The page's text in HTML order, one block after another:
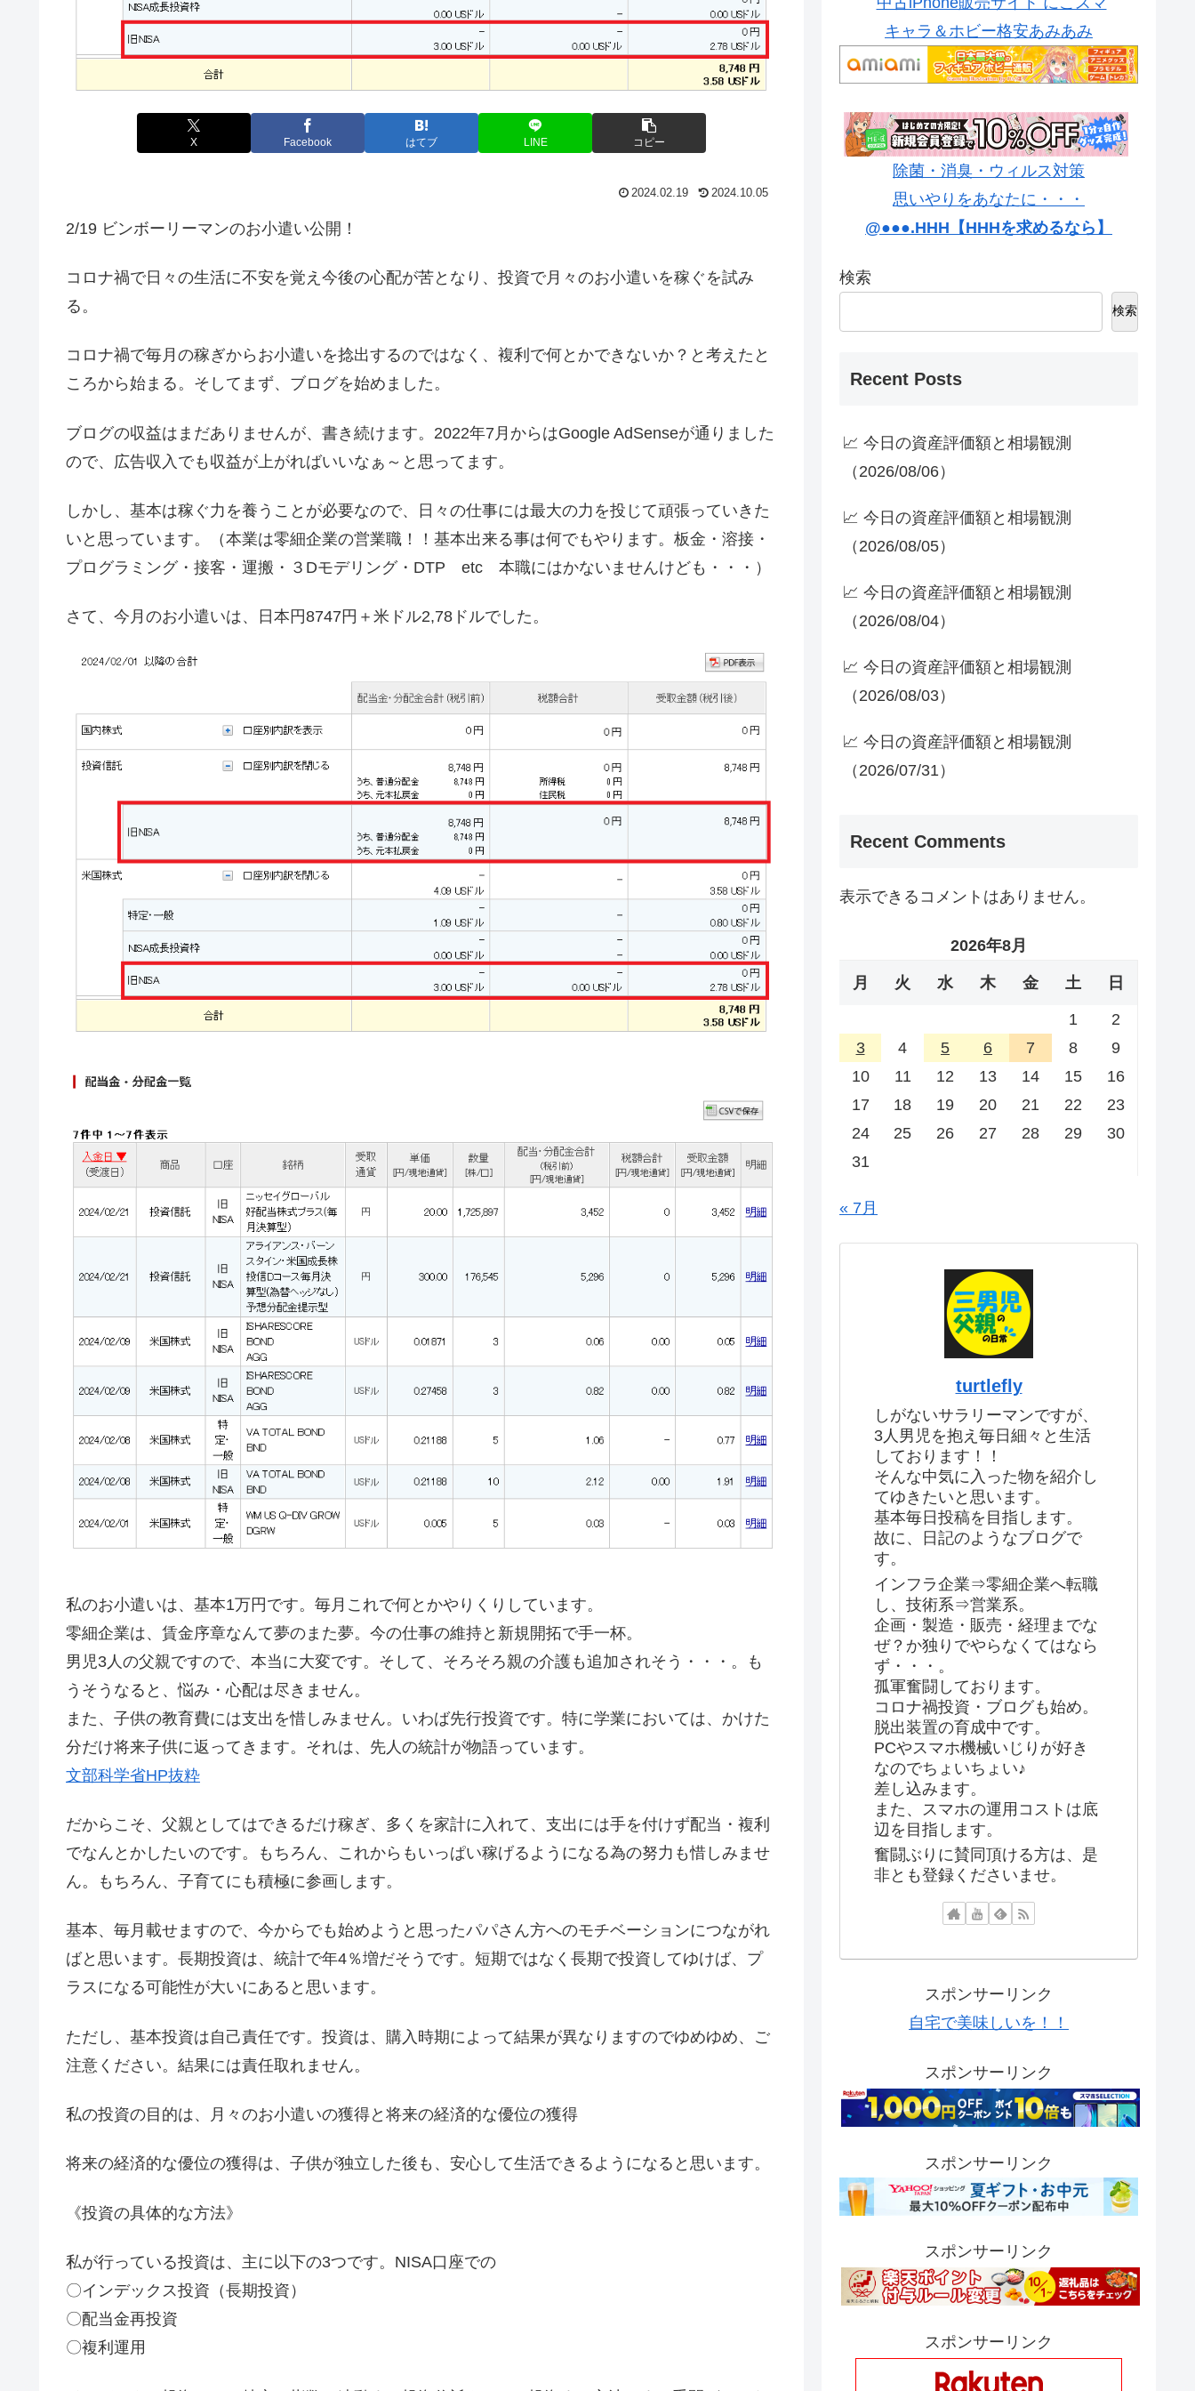
X Facebook はてブ LINE コピー
2024.02.19 2024.10.05
2/19 ビンボーリーマンのお小遣い公開！
コロナ禍で日々の生活に不安を覚え今後の心配が苦となり、投資で月々のお小遣いを稼ぐを試み
る。
コロナ禍で毎月の稼ぎからお小遣いを捻出するのではなく、複利で何とかできないか？と考えたと
ころから始まる。そしてまず、ブログを始めました。
ブログの収益はまだありませんが、書き続けます。2022年7月からはGoogle AdSenseが通りました
ので、広告収入でも収益が上がればいいなぁ～と思ってます。
しかし、基本は稼ぐ力を養うことが必要なので、日々の仕事には最大の力を投じて頑張っていきた
いと思っています。（本業は零細企業の営業職！！基本出来る事は何でもやります。板金・溶接・
プログラミング・接客・運搬・３Dモデリング・DTP etc 本職にはかないませんけども・・・）
さて、今月のお小遣いは、日本円8747円＋米ドル2,78ドルでした。
私のお小遣いは、基本1万円です。毎月これで何とかやりくりしています。
零細企業は、賃金序章なんて夢のまた夢。今の仕事の維持と新規開拓で手一杯。
男児3人の父親ですので、本当に大変です。そして、そろそろ親の介護も追加されそう・・・。も
うそうなると、悩み・心配は尽きません。
また、子供の教育費には支出を惜しみません。いわば先行投資です。特に学業においては、かけた
分だけ将来子供に返ってきます。それは、先人の統計が物語っています。
文部科学省HP抜粋
だからこそ、父親としてはできるだけ稼ぎ、多くを家計に入れて、支出には手を付けず配当・複利
でなんとかしたいのです。もちろん、これからもいっぱい稼げるようになる為の努力も惜しみませ
ん。もちろん、子育てにも積極に参画します。
基本、毎月載せますので、今からでも始めようと思ったパパさん方へのモチベーションにつながれ
ばと思います。長期投資は、統計で年4％増だそうです。短期ではなく長期で投資してゆけば、プ
ラスになる可能性が大いにあると思います。
ただし、基本投資は自己責任です。投資は、購入時期によって結果が異なりますのでゆめゆめ、ご
注意ください。結果には責任取れません。
私の投資の目的は、月々のお小遣いの獲得と将来の経済的な優位の獲得
将来の経済的な優位の獲得は、子供が独立した後も、安心して生活できるようになると思います。
《投資の具体的な方法》
私が行っている投資は、主に以下の3つです。NISA口座での
〇インデックス投資（長期投資）
〇配当金再投資
〇複利運用
キャラ＆ホビー格安あみあみ
除菌・消臭・ウィルス対策
思いやりをあなたに・・・
@●●●.HHH【HHHを求めるなら】
検索
検索
Recent Posts
📈 今日の資産評価額と相場観測
（2026/08/06）
📈 今日の資産評価額と相場観測
（2026/08/05）
📈 今日の資産評価額と相場観測
（2026/08/04）
📈 今日の資産評価額と相場観測
（2026/08/03）
📈 今日の資産評価額と相場観測
（2026/07/31）
Recent Comments
表示できるコメントはありません。
2026年8月
月 火 水 木 金 土 日
1
2
3
4 5 6 7 8
9
10
11 12 13 14 15
16
17
18 19 20 21 22
23
24
25 26 27 28 29
30
31
« 7月
turtlefly
しがないサラリーマンですが、
3人男児を抱え毎日細々と生活
しております！！
そんな中気に入った物を紹介し
てゆきたいと思います。
基本毎日投稿を目指します。
故に、日記のようなブログで
す。
インフラ企業⇒零細企業へ転職
し、技術系⇒営業系。
企画・製造・販売・経理までな
ぜ？か独りでやらなくてはなら
ず・・・。
孤軍奮闘しております。
コロナ禍投資・ブログも始め。
脱出装置の育成中です。
PCやスマホ機械いじりが好き
なのでちょいちょい♪
差し込みます。
また、スマホの運用コストは底
辺を目指します。
奮闘ぶりに賛同頂ける方は、是
非とも登録くださいませ。
スポンサーリンク
自宅で美味しいを！！
スポンサーリンク
スポンサーリンク
スポンサーリンク
スポンサーリンク